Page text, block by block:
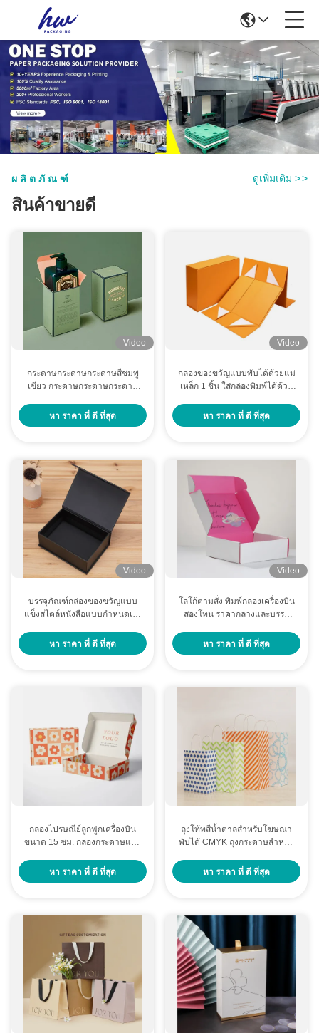
ผลิตภัณฑ์
สินค้าขายดี
ดูเพิ่มเติม >>
Video
กระดาษกระดาษกระดาษสีชมพู
เขียว กระดาษกระดาษกระดาษ
กระดาษกระดาษกระดาษกระดาษ
กระดาษกระดาษกระดาษกระดาษ
กระดาษกระดาษกระดาษกระดาษ
กระดาษกระดาษกระดาษกระดาษ
กระดาษกระดาษกระดาษกระดาษ
หา ราคา ที่ ดี ที่สุด
Video
กล่องของขวัญแบบพับได้ด้วยแม่
เหล็ก 1 ชิ้น ใส่กล่องพิมพ์ได้ด้วย
หา ราคา ที่ ดี ที่สุด
Video
บรรจุภัณฑ์กล่องของขวัญแบบ
แข็งสไตล์หนังสือแบบกำหนดเอง
บำรุงผิว พาวเวอร์แบงค์ และชุด
พรีเมียม
หา ราคา ที่ ดี ที่สุด
Video
โลโก้ตามสั่ง พิมพ์กล่องเครื่องบิน
สองโทน ราคากลางและบรรจุ
ทอง / UV / Embossing
หา ราคา ที่ ดี ที่สุด
กล่องไปรษณีย์ลูกฟูกเครื่องบิน
ขนาด 15 ซม. กล่องกระดาษแข็ง
หา ราคา ที่ ดี ที่สุด
ถุงโท้ทสีน้ำตาลสำหรับโฆษณา
พับได้ CMYK ถุงกระดาษสำหรับ
หา ราคา ที่ ดี ที่สุด